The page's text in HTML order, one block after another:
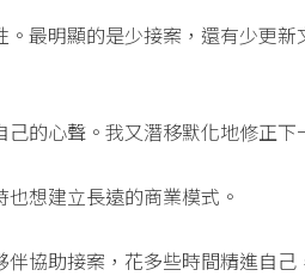
最明顯的是少接案，還有少更新
的心聲。我又潛移默化地修正下
想建立長遠的商業模式。
協助接案，花多些時間精進自己